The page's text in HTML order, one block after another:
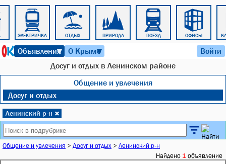
ЭЛЕКТРИЧКА ОТДЫХ ПРИРОДА ПОЕЗД ОФИСЫ
Объявления
▼ О Крыме
▼ Войти
Досуг и отдых в Ленинском районе
Общение и увлечения
Досуг и отдых
Ленинский р-н ✖
Общение и увлечения > Досуг и отдых > Ленинский р-н
Найдено 1 объявление